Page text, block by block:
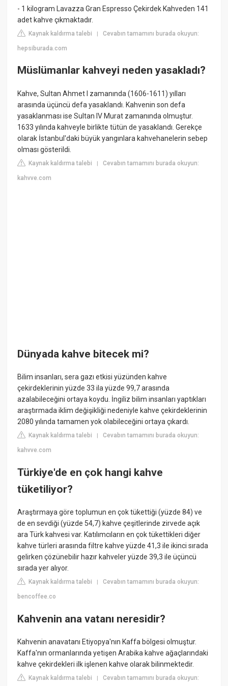
- 1 kilogram Lavazza Gran Espresso Çekirdek Kahveden 141
adet kahve çıkmaktadır.
Kaynak kaldırma talebi |Cevabın tamamını burada okuyun:
hepsiburada.com
Müslümanlar kahveyi neden yasakladı?
Kahve, Sultan Ahmet I zamanında (1606-1611) yılları
arasında üçüncü defa yasaklandı. Kahvenin son defa
yasaklanması ise Sultan IV Murat zamanında olmuştur.
1633 yılında kahveyle birlikte tütün de yasaklandı. Gerekçe
olarak İstanbul'daki büyük yangınlara kahvehanelerin sebep
olması gösterildi.
Kaynak kaldırma talebi |Cevabın tamamını burada okuyun:
kahvve.com
Dünyada kahve bitecek mi?
Bilim insanları, sera gazı etkisi yüzünden kahve
çekirdeklerinin yüzde 33 ila yüzde 99,7 arasında
azalabileceğini ortaya koydu. İngiliz bilim insanları yaptıkları
araştırmada iklim değişikliği nedeniyle kahve çekirdeklerinin
2080 yılında tamamen yok olabileceğini ortaya çıkardı.
Kaynak kaldırma talebi |Cevabın tamamını burada okuyun:
kahvve.com
Türkiye'de en çok hangi kahve
tüketiliyor?
Araştırmaya göre toplumun en çok tükettiği (yüzde 84) ve
de en sevdiği (yüzde 54,7) kahve çeşitlerinde zirvede açık
ara Türk kahvesi var. Katılımcıların en çok tükettikleri diğer
kahve türleri arasında filtre kahve yüzde 41,3 ile ikinci sırada
gelirken çözünebilir hazır kahveler yüzde 39,3 ile üçüncü
sırada yer alıyor.
Kaynak kaldırma talebi |Cevabın tamamını burada okuyun:
bencoffee.co
Kahvenin ana vatanı neresidir?
Kahvenin anavatanı Etiyopya'nın Kaffa bölgesi olmuştur.
Kaffa'nın ormanlarında yetişen Arabika kahve ağaçlarındaki
kahve çekirdekleri ilk işlenen kahve olarak bilinmektedir.
Kaynak kaldırma talebi |Cevabın tamamını burada okuyun: